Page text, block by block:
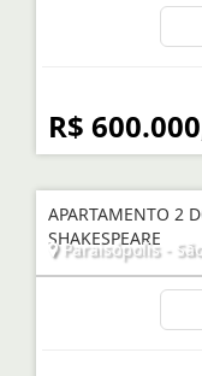
R$
APARTAMENTO 2
SHAKESPEARE
Paraisópolis -